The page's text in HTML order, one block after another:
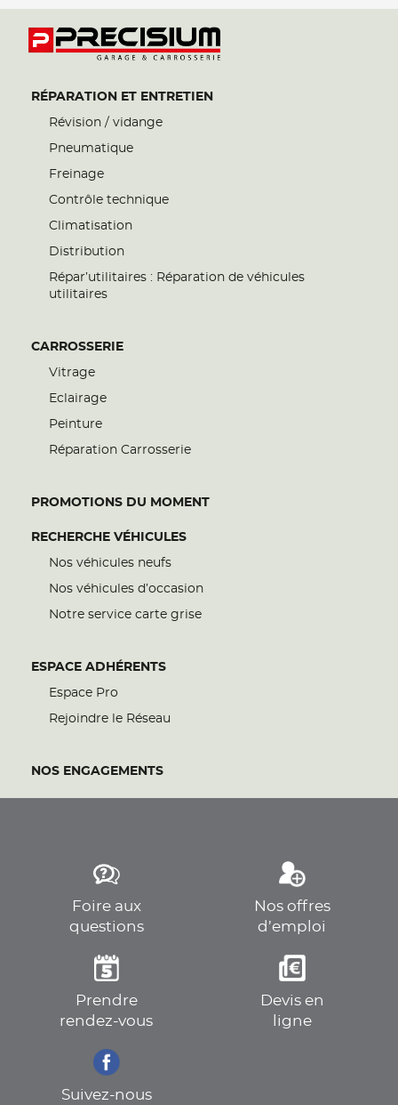
RÉPARATION ET ENTRETIEN
Révision / vidange
Pneumatique
Freinage
Contrôle technique
Climatisation
Distribution
Répar’utilitaires : Réparation de véhicules
utilitaires
CARROSSERIE
Vitrage
Eclairage
Peinture
Réparation Carrosserie
PROMOTIONS DU MOMENT
RECHERCHE VÉHICULES
Nos véhicules neufs
Nos véhicules d’occasion
Notre service carte grise
ESPACE ADHÉRENTS
Espace Pro
Rejoindre le Réseau
NOS ENGAGEMENTS
Foire aux
questions
Nos offres
d’emploi
Prendre
rendez-vous
Devis en
ligne
Suivez-nous